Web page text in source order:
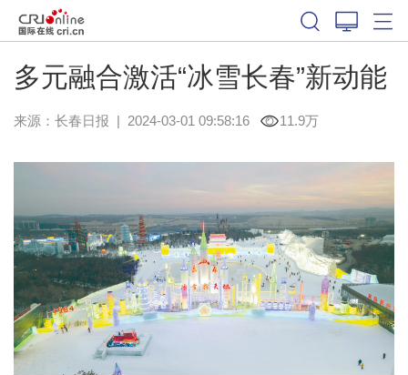
多元融合激活“冰雪长春”新动能
来源： 长春日报 | 2024-03-01 09:58:16 11.9万